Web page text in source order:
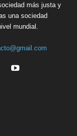
más justa y
una sociedad
mundial.